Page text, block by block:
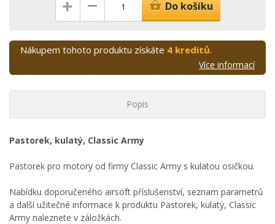
+ – Do košíku
Nákupem tohoto produktu získáte 4 kreditů.
Více informací
Popis
Pastorek, kulatý, Classic Army
Pastorek pro motory od firmy Classic Army s kulatou osičkou.
Nabídku doporučeného airsoft příslušenství, seznam parametrů
a další užitečné informace k produktu Pastorek, kulatý, Classic
Army naleznete v záložkách.